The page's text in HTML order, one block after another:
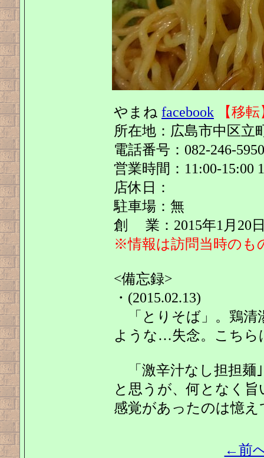
やまね facebook
【移
所在地：広島市中区立
電話番号：082-246-5950
営業時間：11:00-15:00
店休日：
駐車場：無
創 業：2015年1月20
※情報は訪問当時のも
<備忘録>
・(2015.02.13)
「とりそば」。鶏清
ような…失念。こちら
「激辛汁なし担担麺
と思うが、何となく
感覚があったのは憶え
←前